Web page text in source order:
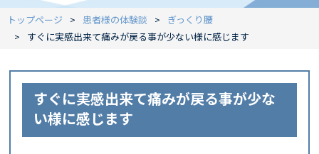
トップページ 患者様の体験談
ぎっくり腰
すぐに実感出来て痛みが戻る事が少ない様に感じます
すぐに実感出来て痛みが戻る事が少な
い様に感じます